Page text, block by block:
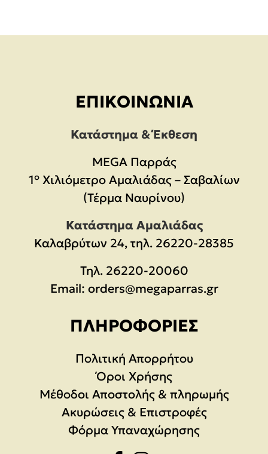
ΕΠΙΚΟΙΝΩΝΊΑ
Κατάστημα & Έκθεση
MEGA Παρράς
1° Χιλιόμετρο Αμαλιάδας – Σαβαλίων
(Τέρμα Ναυρίνου)
Κατάστημα Αμαλιάδας
Καλαβρύτων 24, τηλ. 26220-28385
Τηλ. 26220-20060
Email: orders@megaparras.gr
ΠΛΗΡΟΦΟΡΊΕΣ
Πολιτική Απορρήτου
Όροι Χρήσης
Μέθοδοι Αποστολής & πληρωμής
Ακυρώσεις & Επιστροφές
Φόρμα Υπαναχώρησης